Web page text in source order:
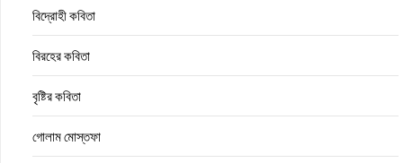
বিদ্রোহী কবিতা
বিরহের কবিতা
বৃষ্টির কবিতা
গোলাম মোস্তফা